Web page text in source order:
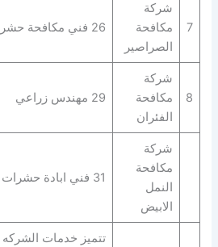
7
شركة
مكافحة
الصراصير
26 فني مكافحة حشرات
8
شركة
مكافحة
الفئران
29 مهندس زراعي
شركة
مكافحة
النمل
الابيض
31 فني ابادة حشرات
تتميز خدمات الشركه